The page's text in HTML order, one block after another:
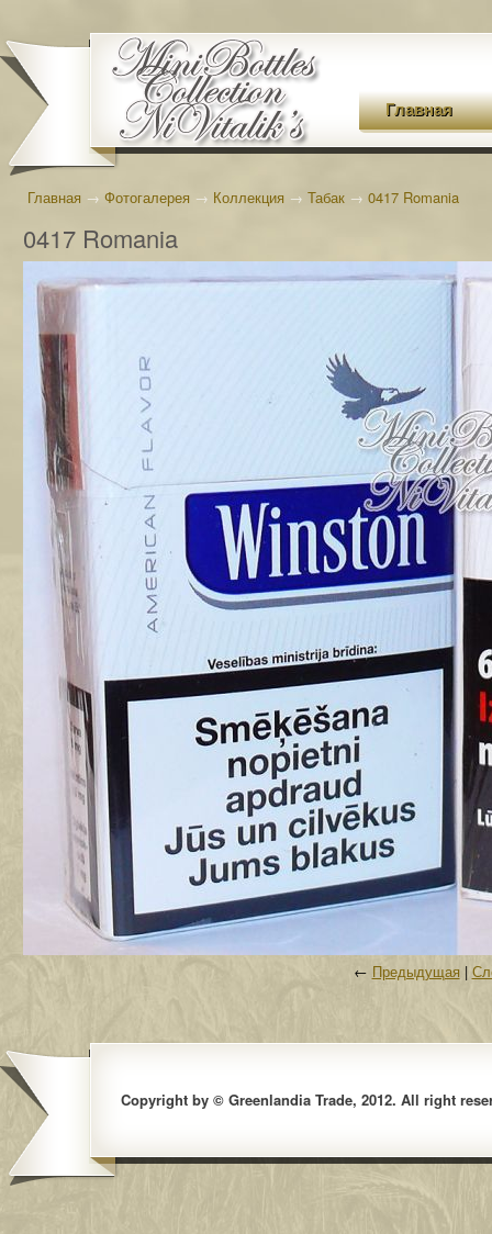
Главная
Главная → Фотогалерея → Коллекция → Табак → 0417 Romania
0417 Romania
← Предыдущая|
Copyright by © Greenlandia Trade, 2012. All right